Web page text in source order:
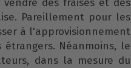
des fraises et des
Pareillement pour les
à l'approvisionnement
Néanmoins, le
dans la mesure du